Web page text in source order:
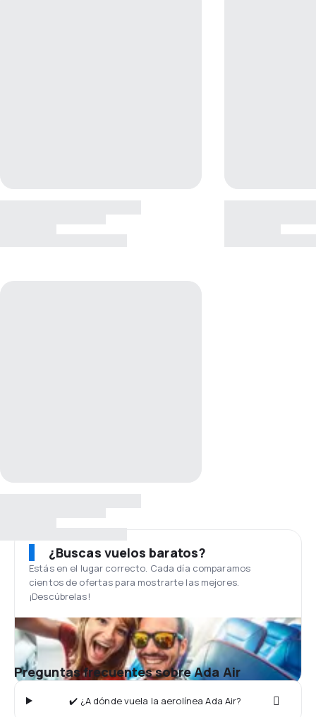
¿Buscas vuelos baratos?
Estás en el lugar correcto. Cada día comparamos
cientos de ofertas para mostrarte las mejores.
¡Descúbrelas!
Preguntas frecuentes sobre Ada Air
✔️ ¿A dónde vuela la aerolínea Ada Air?